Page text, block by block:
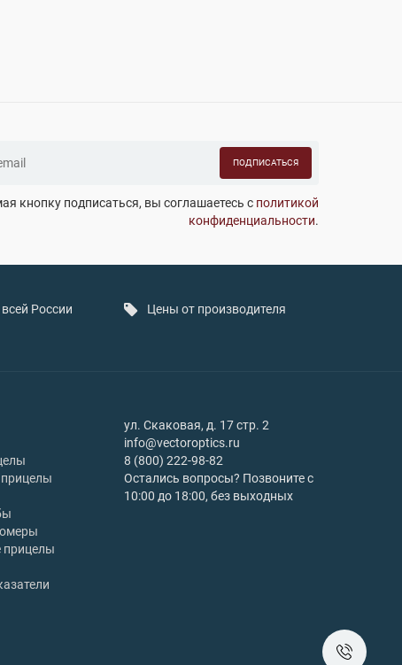
ПОДПИСАТЬСЯ
кнопку подписаться, вы соглашаетесь с политикой
конфиденциальности.
России Цены от производителя
прицелы
ул. Скаковая, д. 17 стр. 2
info@vectoroptics.ru
8 (800) 222-98-82
Остались вопросы? Позвоните с
10:00 до 18:00, без выходных